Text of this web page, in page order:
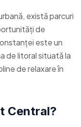
există parcuri
de
este un
de litoral situată la
de relaxare în
Central?